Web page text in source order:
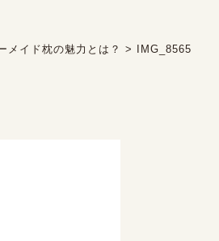
メイド枕の魅力とは？ > IMG_8565